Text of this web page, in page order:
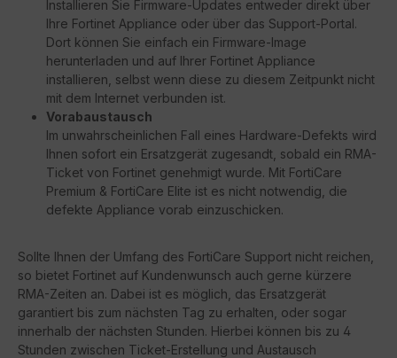
Installieren Sie Firmware-Updates entweder direkt über
Ihre Fortinet Appliance oder über das Support-Portal.
Dort können Sie einfach ein Firmware-Image
herunterladen und auf Ihrer Fortinet Appliance
installieren, selbst wenn diese zu diesem Zeitpunkt nicht
mit dem Internet verbunden ist.
Vorabaustausch
Im unwahrscheinlichen Fall eines Hardware-Defekts wird
Ihnen sofort ein Ersatzgerät zugesandt, sobald ein RMA-
Ticket von Fortinet genehmigt wurde. Mit FortiCare
Premium & FortiCare Elite ist es nicht notwendig, die
defekte Appliance vorab einzuschicken.
Sollte Ihnen der Umfang des FortiCare Support nicht reichen,
so bietet Fortinet auf Kundenwunsch auch gerne kürzere
RMA-Zeiten an. Dabei ist es möglich, das Ersatzgerät
garantiert bis zum nächsten Tag zu erhalten, oder sogar
innerhalb der nächsten Stunden. Hierbei können bis zu 4
Stunden zwischen Ticket-Erstellung und Austausch